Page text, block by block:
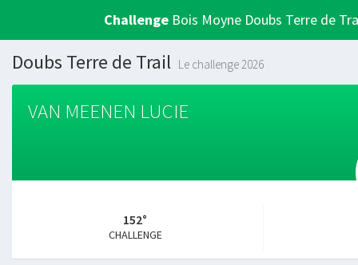
Challenge Bois Moyne Doubs Terre de
Doubs Terre de Trail Le challenge 2026
VAN MEENEN LUCIE
152°
CHALLENGE